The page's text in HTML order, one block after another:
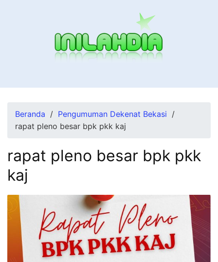
Beranda
Pengumuman Dekenat Bekasi
rapat pleno besar bpk pkk kaj
rapat pleno besar bpk pkk
kaj